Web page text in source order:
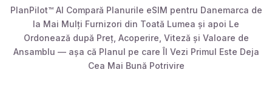
PlanPilot™ AI Compară Planurile eSIM pentru Danemarca de
la Mai Mulți Furnizori din Toată Lumea și apoi Le
Ordonează după Preț, Acoperire, Viteză și Valoare de
Ansamblu — așa că Planul pe care Îl Vezi Primul Este Deja
Cea Mai Bună Potrivire